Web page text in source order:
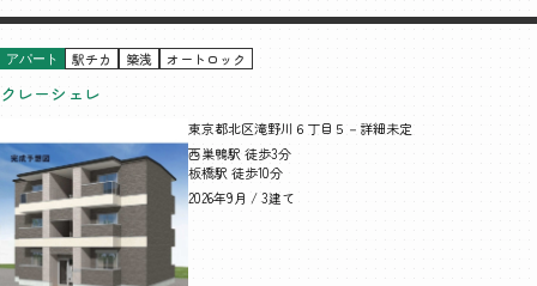
アパート 駅チカ 築浅 オートロック
クレーシェレ
東京都北区滝野川６丁目５－詳細未定
西巣鴨駅 徒歩3分
板橋駅 徒歩10分
2026年9月 / 3建て